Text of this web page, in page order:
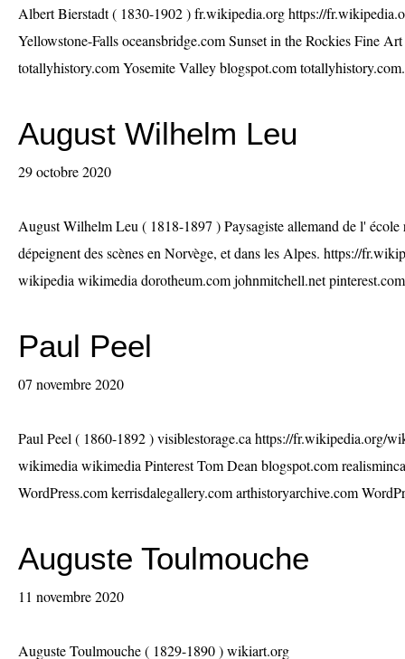
Albert Bierstadt ( 1830-1902 ) fr.wikipedia.org https://
Yellowstone-Falls oceansbridge.com Sunset in the Rockies Fine
totallyhistory.com Yosemite Valley blogspot.com
August Wilhelm Leu
29 octobre 2020
August Wilhelm Leu ( 1818-1897 ) Paysagiste allemand de l' école
dépeignent des scènes en Norvège, et dans les Alpes. https://
wikipedia wikimedia dorotheum.com johnmitchell.net
Paul Peel
07 novembre 2020
Paul Peel ( 1860-1892 ) visiblestorage.ca https://fr.wikipedia.org/
wikimedia wikimedia Pinterest Tom Dean blogspot.com
WordPress.com kerrisdalegallery.com arthistoryarchive.com
Auguste Toulmouche
11 novembre 2020
Auguste Toulmouche ( 1829-1890 ) wikiart.org